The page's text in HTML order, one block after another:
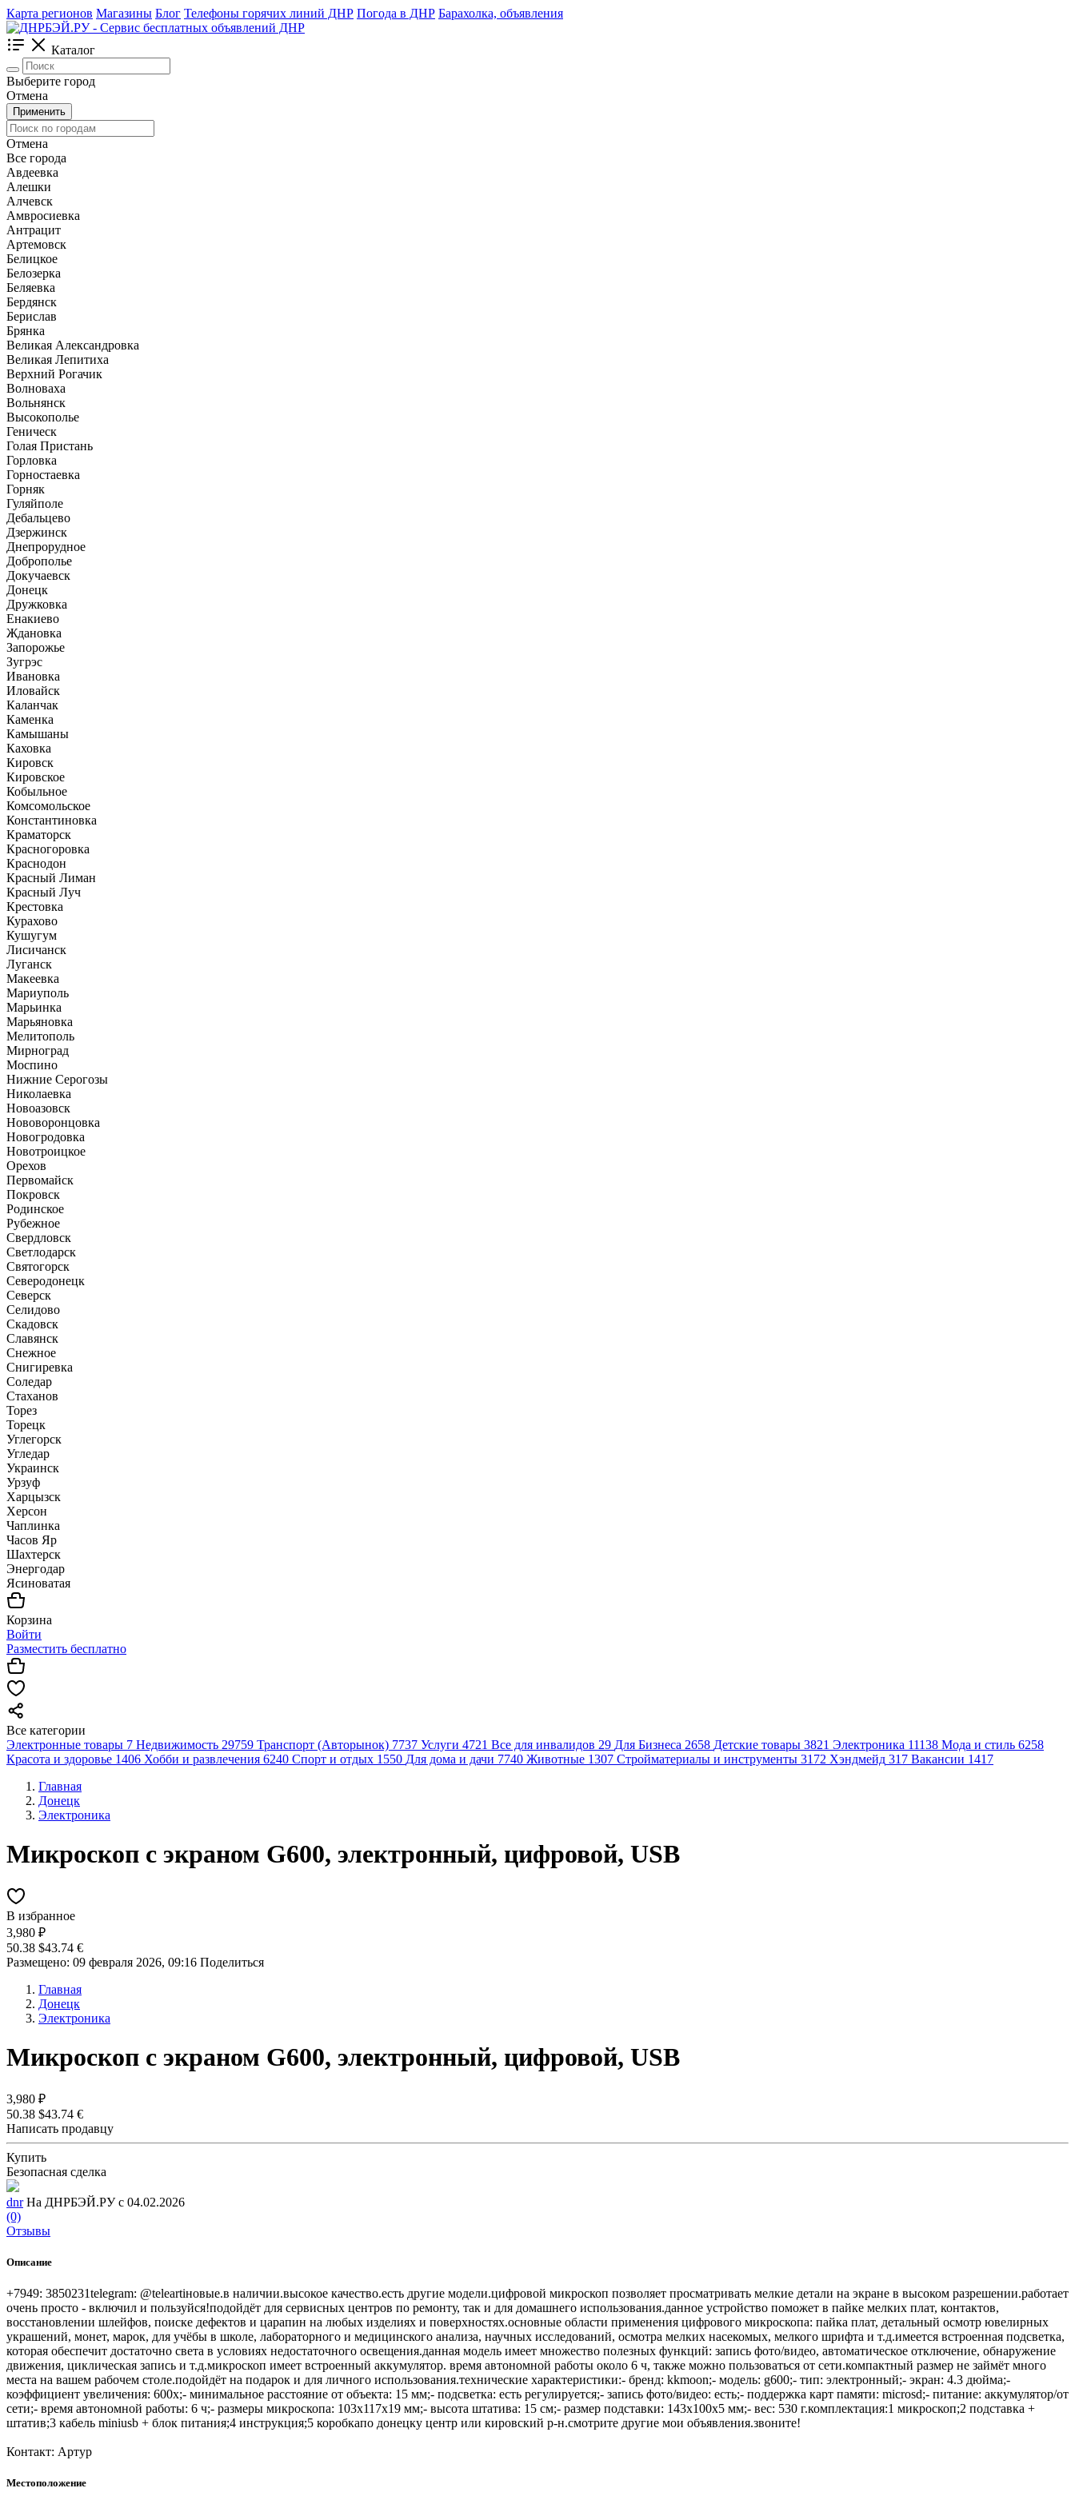
Карта регионов Магазины Блог Телефоны горячих линий ДНР Погода в ДНР Барахолка, объявления
Каталог
Выберите город
Отмена
Применить
Отмена
Все города
Авдеевка
Алешки
Алчевск
Амвросиевка
Антрацит
Артемовск
Белицкое
Белозерка
Беляевка
Бердянск
Берислав
Брянка
Великая Александровка
Великая Лепитиха
Верхний Рогачик
Волноваха
Вольнянск
Высокополье
Геническ
Голая Пристань
Горловка
Горностаевка
Горняк
Гуляйполе
Дебальцево
Дзержинск
Днепрорудное
Доброполье
Докучаевск
Донецк
Дружковка
Енакиево
Ждановка
Запорожье
Зугрэс
Ивановка
Иловайск
Каланчак
Каменка
Камышаны
Каховка
Кировск
Кировское
Кобыльное
Комсомольское
Константиновка
Краматорск
Красногоровка
Краснодон
Красный Лиман
Красный Луч
Крестовка
Курахово
Кушугум
Лисичанск
Луганск
Макеевка
Мариуполь
Марьинка
Марьяновка
Мелитополь
Мирноград
Моспино
Нижние Серогозы
Николаевка
Новоазовск
Нововоронцовка
Новогродовка
Новотроицкое
Орехов
Первомайск
Покровск
Родинское
Рубежное
Свердловск
Светлодарск
Святогорск
Северодонецк
Северск
Селидово
Скадовск
Славянск
Снежное
Снигиревка
Соледар
Стаханов
Торез
Торецк
Углегорск
Угледар
Украинск
Урзуф
Харцызск
Херсон
Чаплинка
Часов Яр
Шахтерск
Энергодар
Ясиноватая
Корзина
Войти
Разместить бесплатно
Все категории
Электронные товары 7 Недвижимость 29759 Транспорт (Авторынок) 7737 Услуги 4721 Все для инвалидов 29 Для Бизнеса 2658 Детские товары 3821 Электроника 11138 Мода и стиль 6258
Красота и здоровье 1406 Хобби и развлечения 6240 Спорт и отдых 1550 Для дома и дачи 7740 Животные 1307 Стройматериалы и инструменты 3172 Хэндмейд 317 Вакансии 1417
Главная
Донецк
Электроника
Микроскоп с экраном G600, электронный, цифровой, USB
В избранное
3,980 ₽
50.38 $43.74 €
Размещено: 09 февраля 2026, 09:16 Поделиться
Главная
Донецк
Электроника
Микроскоп с экраном G600, электронный, цифровой, USB
3,980 ₽
50.38 $43.74 €
Написать продавцу
Купить
Безопасная сделка
dnr На ДНРБЭЙ.РУ с 04.02.2026
(0)
Отзывы
Описание
+7949: 3850231telegram: @teleartiновые.в наличии.высокое качество.есть другие модели.цифровой микроскоп позволяет просматривать мелкие детали на экране в высоком разрешении.работает
очень просто - включил и пользуйся!подойдёт для сервисных центров по ремонту, так и для домашнего использования.данное устройство поможет в пайке мелких плат, контактов,
восстановлении шлейфов, поиске дефектов и царапин на любых изделиях и поверхностях.основные области применения цифрового микроскопа: пайка плат, детальный осмотр ювелирных
украшений, монет, марок, для учёбы в школе, лабораторного и медицинского анализа, научных исследований, осмотра мелких насекомых, мелкого шрифта и т.д.имеется встроенная подсветка,
которая обеспечит достаточно света в условиях недостаточного освещения.данная модель имеет множество полезных функций: запись фото/видео, автоматическое отключение, обнаружение
движения, циклическая запись и т.д.микроскоп имеет встроенный аккумулятор. время автономной работы около 6 ч, также можно пользоваться от сети.компактный размер не займёт много
места на вашем рабочем столе.подойдёт на подарок и для личного использования.технические характеристики:- бренд: kkmoon;- модель: g600;- тип: электронный;- экран: 4.3 дюйма;-
коэффициент увеличения: 600x;- минимальное расстояние от объекта: 15 мм;- подсветка: есть регулируется;- запись фото/видео: есть;- поддержка карт памяти: microsd;- питание: аккумулятор/от
сети;- время автономной работы: 6 ч;- размеры микроскопа: 103x117x19 мм;- высота штатива: 15 см;- размер подставки: 143x100x5 мм;- вес: 530 г.комплектация:1 микроскоп;2 подставка +
штатив;3 кабель miniusb + блок питания;4 инструкция;5 коробкапо донецку центр или кировский р-н.смотрите другие мои объявления.звоните!
Контакт: Артур
Местоположение